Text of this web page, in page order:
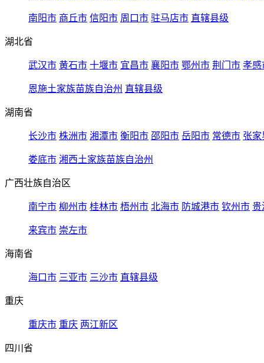
南阳市 商丘市 信阳市 周口市 驻马店市 直辖县级
湖北省
武汉市 黄石市 十堰市 宜昌市 襄阳市 鄂州市 荆门市 孝感
恩施土家族苗族自治州 直辖县级
湖南省
长沙市 株洲市 湘潭市 衡阳市 邵阳市 岳阳市 常德市 张家
娄底市 湘西土家族苗族自治州
广西壮族自治区
南宁市 柳州市 桂林市 梧州市 北海市 防城港市 钦州市 贵
来宾市 崇左市
海南省
海口市 三亚市 三沙市 直辖县级
重庆
重庆市 重庆 两江新区
四川省